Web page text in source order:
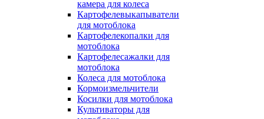
камера для колеса
Картофелевыкапыватели
для мотоблока
Картофелекопалки для
мотоблока
Картофелесажалки для
мотоблока
Колеса для мотоблока
Кормоизмельчители
Косилки для мотоблока
Культиваторы для